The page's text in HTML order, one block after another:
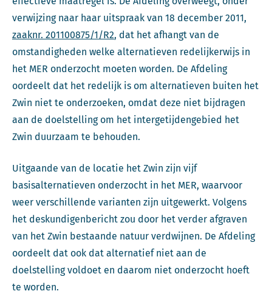
verwijzing naar haar uitspraak van 18 december 2011,
zaaknr. 201100875/1/R2, dat het afhangt van de
omstandigheden welke alternatieven redelijkerwijs in
het MER onderzocht moeten worden. De Afdeling
oordeelt dat het redelijk is om alternatieven buiten het
Zwin niet te onderzoeken, omdat deze niet bijdragen
aan de doelstelling om het intergetijdengebied het
Zwin duurzaam te behouden.
Uitgaande van de locatie het Zwin zijn vijf
basisalternatieven onderzocht in het MER, waarvoor
weer verschillende varianten zijn uitgewerkt. Volgens
het deskundigenbericht zou door het verder afgraven
van het Zwin bestaande natuur verdwijnen. De Afdeling
oordeelt dat ook dat alternatief niet aan de
doelstelling voldoet en daarom niet onderzocht hoeft
te worden.